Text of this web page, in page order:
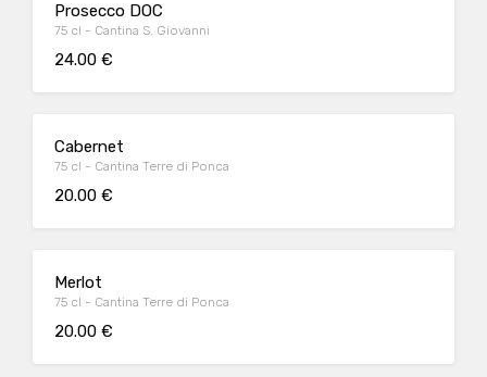
Prosecco DOC
75 cl - Cantina S. Giovanni
24.00 €
Cabernet
75 cl - Cantina Terre di Ponca
20.00 €
Merlot
75 cl - Cantina Terre di Ponca
20.00 €